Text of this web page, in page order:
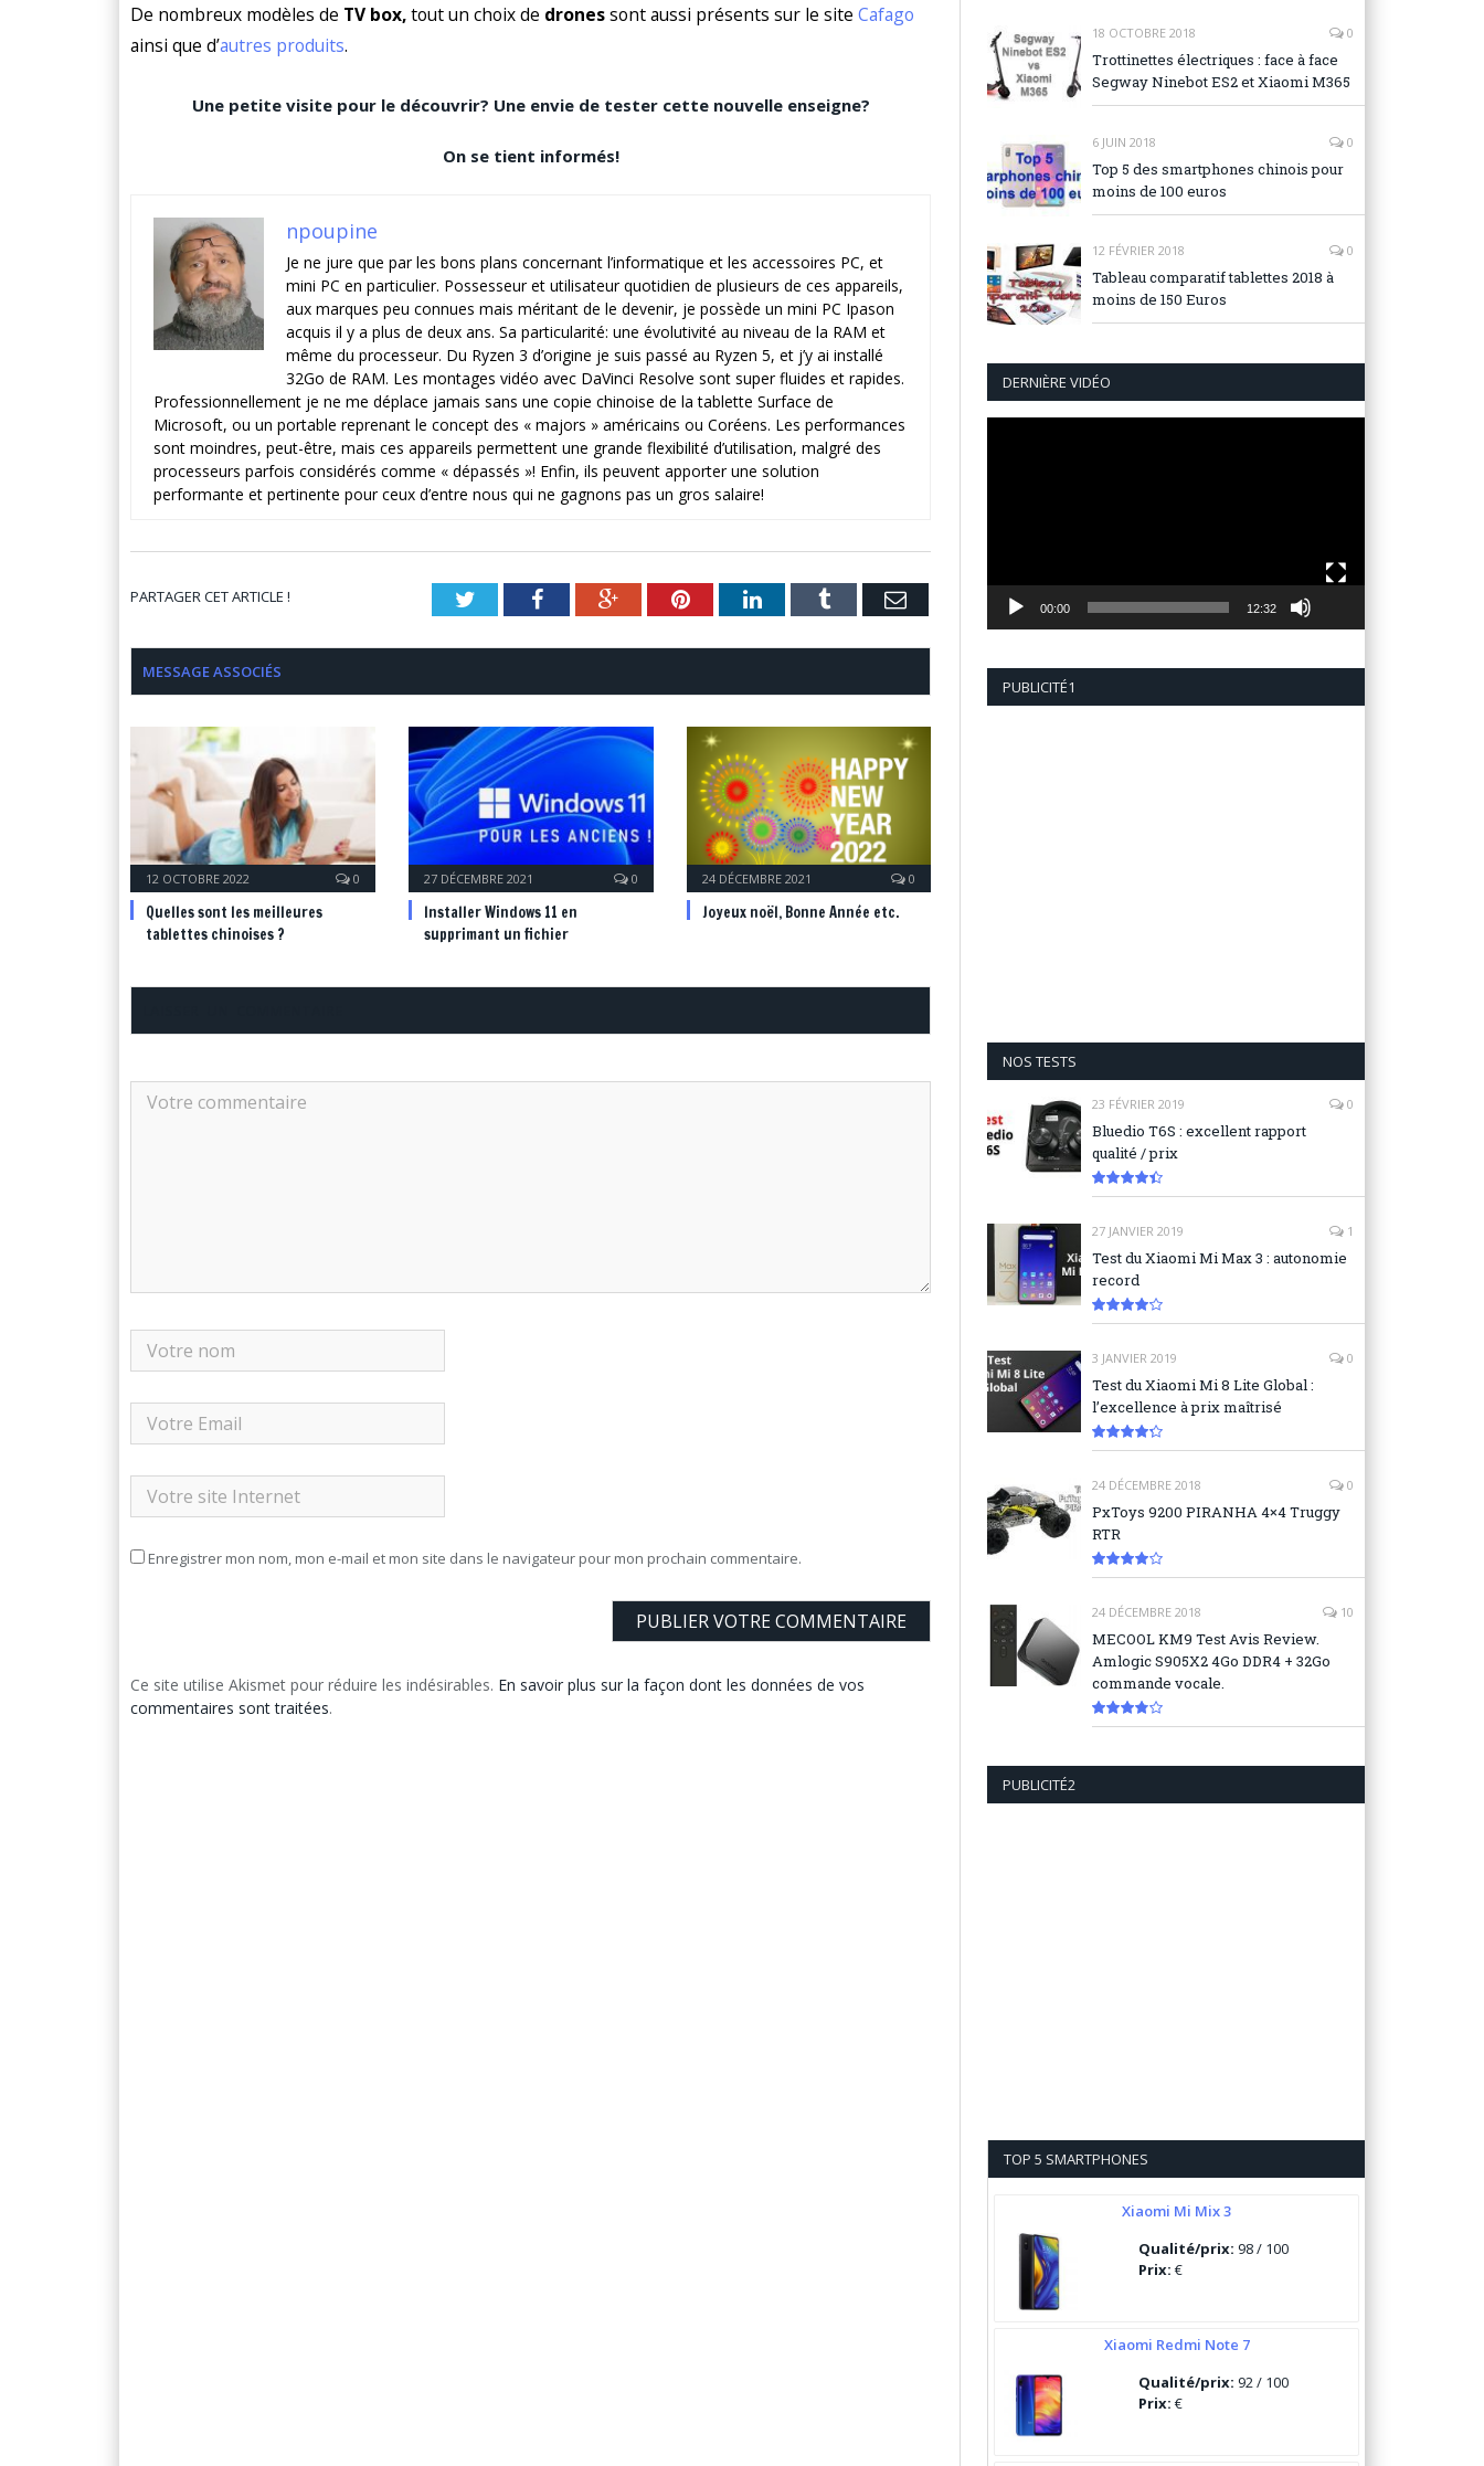
De nombreux modèles de TV box,tout un choix de dronessont aussi présents sur le site Cafago
ainsi que d’autres produits.
Une petite visite pour le découvrir? Une envie de tester cette nouvelle enseigne?
On se tient informés!
npoupine
Je ne jure que par les bons plans concernant l’informatique et les accessoires PC, et
mini PC en particulier. Possesseur et utilisateur quotidien de plusieurs de ces appareils,
aux marques peu connues mais méritant de le devenir, je possède un mini PC Ipason
acquis il y a plus de deux ans. Sa particularité: une évolutivité au niveau de la RAM et
même du processeur. Du Ryzen 3 d’origine je suis passé au Ryzen 5, et j’y ai installé
32Go de RAM. Les montages vidéo avec DaVinci Resolve sont super fluides et rapides.
Professionnellement je ne me déplace jamais sans une copie chinoise de la tablette Surface de
Microsoft, ou un portable reprenant le concept des « majors » américains ou Coréens. Les performances
sont moindres, peut-être, mais ces appareils permettent une grande flexibilité d’utilisation, malgré des
processeurs parfois considérés comme « dépassés »! Enfin, ils peuvent apporter une solution
performante et pertinente pour ceux d’entre nous qui ne gagnons pas un gros salaire!
PARTAGER CET ARTICLE ! TwitterFacebookGoogle+PinterestLinkedInTumblr Email
MESSAGE ASSOCIÉS
12 OCTOBRE 2022 0
Quelles sont les meilleures
tablettes chinoises ?
27 DÉCEMBRE 2021 0
Installer Windows 11 en
supprimant un fichier
24 DÉCEMBRE 2021 0
Joyeux noël, Bonne Année etc.
Enregistrer mon nom, mon e-mail et mon site dans le navigateur pour mon prochain commentaire.
Ce site utilise Akismet pour réduire les indésirables. En savoir plus sur la façon dont les données de vos
commentaires sont traitées.
18 OCTOBRE 2018 0
Trottinettes électriques : face à face
Segway Ninebot ES2 et Xiaomi M365
6 JUIN 2018 0
Top 5 des smartphones chinois pour
moins de 100 euros
12 FÉVRIER 2018 0
Tableau comparatif tablettes 2018 à
moins de 150 Euros
DERNIÈRE VIDÉO
00:00 12:32
PUBLICITÉ1
NOS TESTS
23 FÉVRIER 2019 0
Bluedio T6S : excellent rapport
qualité / prix
27 JANVIER 2019 1
Test du Xiaomi Mi Max 3 : autonomie
record
3 JANVIER 2019 0
Test du Xiaomi Mi 8 Lite Global :
l’excellence à prix maîtrisé
24 DÉCEMBRE 2018 0
PxToys 9200 PIRANHA 4×4 Truggy
RTR
24 DÉCEMBRE 2018 10
MECOOL KM9 Test Avis Review.
Amlogic S905X2 4Go DDR4 + 32Go
commande vocale.
PUBLICITÉ2
TOP 5 SMARTPHONES
Xiaomi Mi Mix 3
Qualité/prix:98 / 100
Prix:€
Xiaomi Redmi Note 7
Qualité/prix:92 / 100
Prix:€